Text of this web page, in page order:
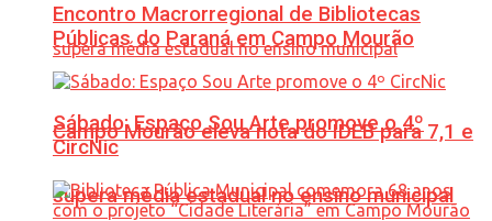
Campo Mourão eleva nota do IDEB para 7,1 e
supera média estadual no ensino municipal
Encontro Macrorregional de Bibliotecas
Públicas do Paraná em Campo Mourão
Sábado: Espaço Sou Arte promove o 4º
CircNic